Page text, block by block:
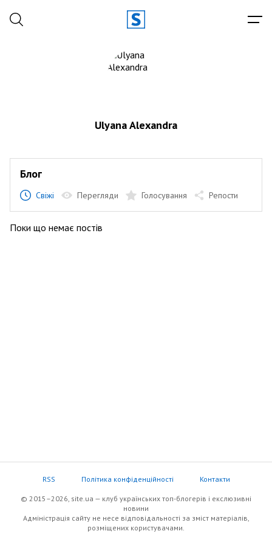
Ulyana Alexandra
Блог
Свіжі Перегляди Голосування Репости
Поки що немає постів
RSS Політика конфіденційності Контакти
© 2015–2026, site.ua — клуб українських топ-блогерів i екслюзивнi
новини
Адміністрація сайту не несе відповідальності за зміст матеріалів,
розміщених користувачами.